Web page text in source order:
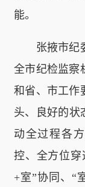
能。
张掖市纪委
全市纪检监察
和省、市工作
头、良好的状
动全过程各
控、全方位穿
+室”协同、“